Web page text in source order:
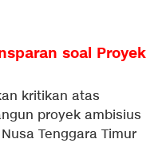
soal Proyek
kritikan atas
proyek ambisius
Tenggara Timur